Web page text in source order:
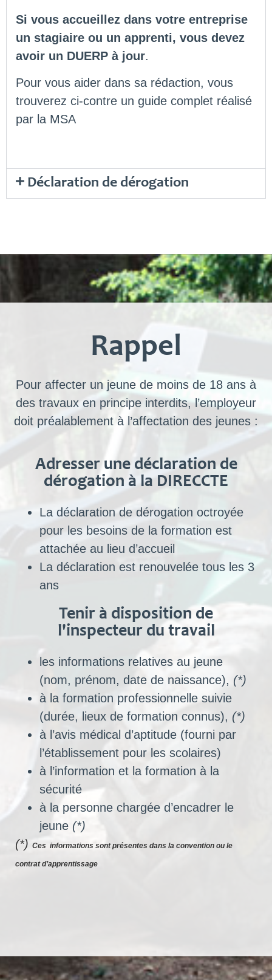
Si vous accueillez dans votre entreprise
un stagiaire ou un apprenti, vous devez
avoir un DUERP à jour.
Pour vous aider dans sa rédaction, vous
trouverez ci-contre un guide complet réalisé
par la MSA
Déclaration de dérogation
Rappel
Pour affecter un jeune de moins de 18 ans à
des travaux en principe interdits, l’employeur
doit préalablement à l’affectation des jeunes :
Adresser une déclaration de
dérogation à la DIRECCTE
La déclaration de dérogation octroyée
pour les besoins de la formation est
attachée au lieu d’accueil
La déclaration est renouvelée tous les 3
ans
Tenir à disposition de
l'inspecteur du travail
les informations relatives au jeune
(nom, prénom, date de naissance), (*)
à la formation professionnelle suivie
(durée, lieux de formation connus), (*)
à l’avis médical d’aptitude (fourni par
l’établissement pour les scolaires)
à l’information et la formation à la
sécurité
à la personne chargée d’encadrer le
jeune (*)
(*) Ces informations sont présentes dans la convention ou le
contrat d’apprentissage